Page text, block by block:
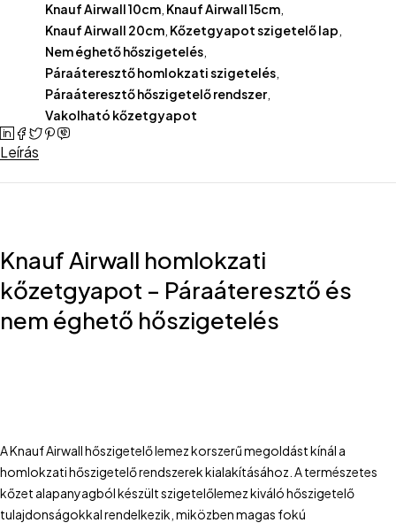
Knauf Airwall 10cm Knauf Airwall 15cm
Knauf Airwall 20cm Kőzetgyapot szigetelő lap
Nem éghető hőszigetelés
Páraáteresztő homlokzati szigetelés
Páraáteresztő hőszigetelő rendszer,
Vakolható kőzetgyapot
Leírás
Knauf Airwall homlokzati
kőzetgyapot – Páraáteresztő és
nem éghető hőszigetelés
A Knauf Airwall hőszigetelő lemez korszerű megoldást kínál a
homlokzati hőszigetelő rendszerek kialakításához. A természetes
kőzet alapanyagból készült szigetelőlemez kiváló hőszigetelő
tulajdonságokkal rendelkezik, miközben magas fokú